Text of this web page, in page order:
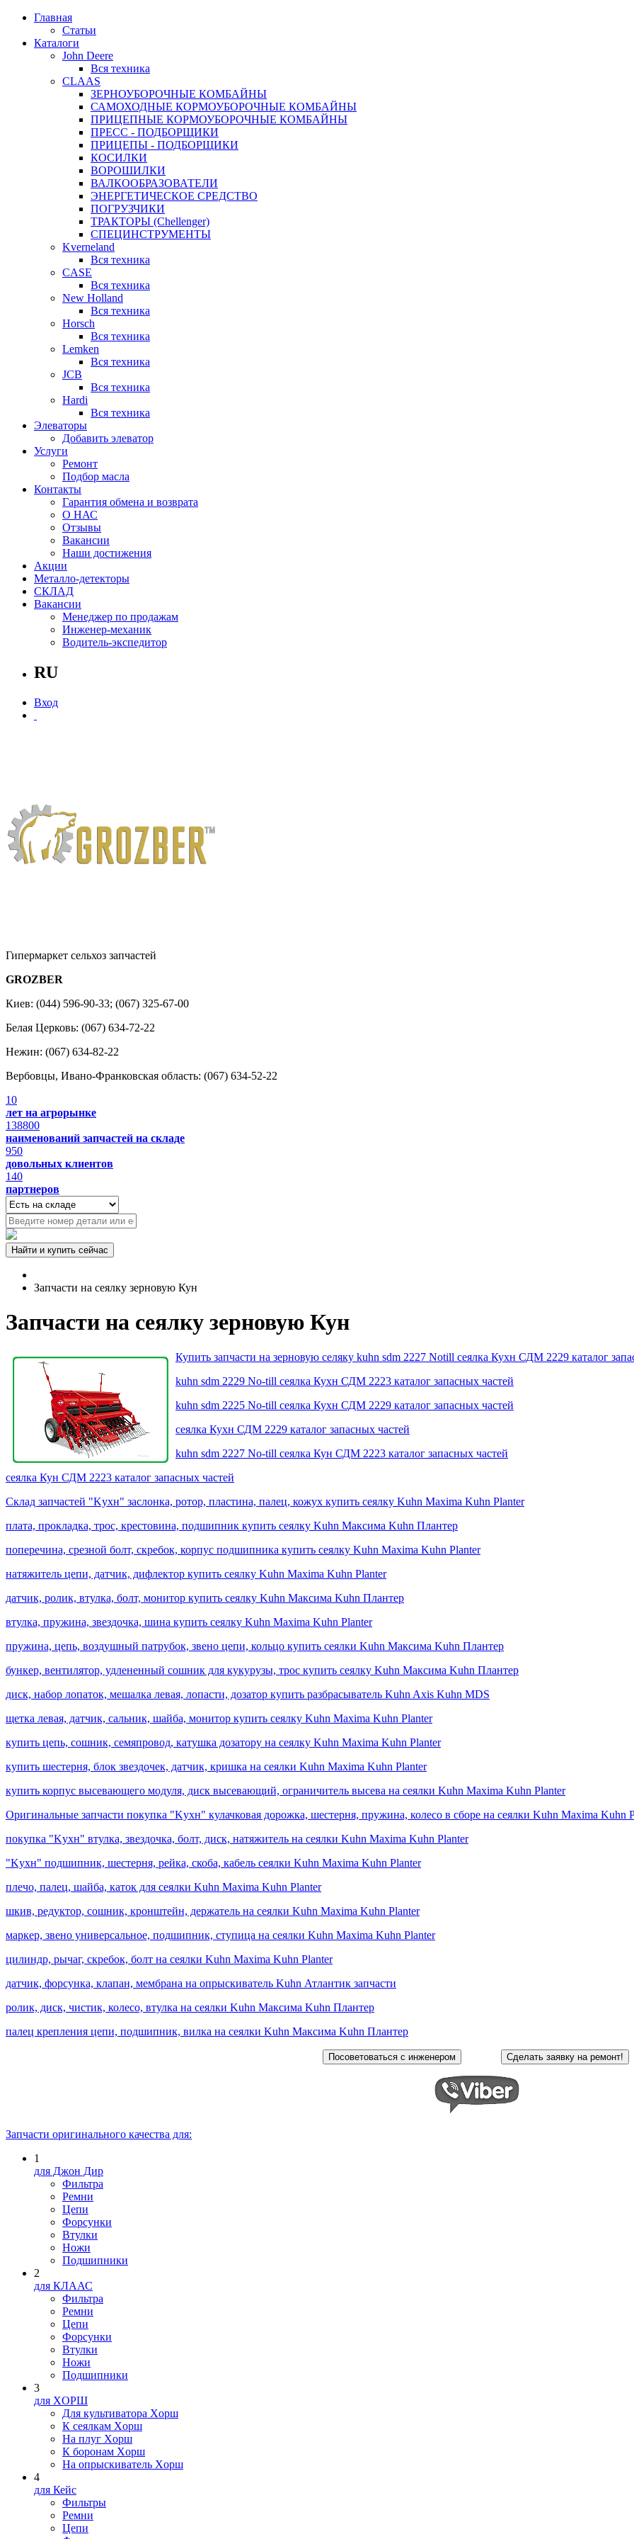
Главная
Статьи
Каталоги
John Deere
Вся техника
CLAAS
ЗЕРНОУБОРОЧНЫЕ КОМБАЙНЫ
САМОХОДНЫЕ КОРМОУБОРОЧНЫЕ КОМБАЙНЫ
ПРИЦЕПНЫЕ КОРМОУБОРОЧНЫЕ КОМБАЙНЫ
ПРЕСС - ПОДБОРЩИКИ
ПРИЦЕПЫ - ПОДБОРЩИКИ
КОСИЛКИ
ВОРОШИЛКИ
ВАЛКООБРАЗОВАТЕЛИ
ЭНЕРГЕТИЧЕСКОЕ СРЕДСТВО
ПОГРУЗЧИКИ
ТРАКТОРЫ (Chellenger)
СПЕЦИНСТРУМЕНТЫ
Kverneland
Вся техника
CASE
Вся техника
New Holland
Вся техника
Horsch
Вся техника
Lemken
Вся техника
JCB
Вся техника
Hardi
Вся техника
Элеваторы
Добавить элеватор
Услуги
Ремонт
Подбор масла
Контакты
Гарантия обмена и возврата
О НАС
Отзывы
Вакансии
Наши достижения
Акции
Металло-детекторы
СКЛАД
Вакансии
Менеджер по продажам
Инженер-механик
Водитель-экспедитор
RU
Вход
Гипермаркет сельхоз запчастей
GROZBER
Киев: (044) 596-90-33; (067) 325-67-00
Белая Церковь: (067) 634-72-22
Нежин: (067) 634-82-22
Вербовцы, Ивано-Франковская область: (067) 634-52-22
10
лет на агрорынке
138800
наименований запчастей на складе
950
довольных клиентов
140
партнеров
Запчасти на сеялку зерновую Кун
Запчасти на сеялку зерновую Кун
Купить запчасти на зерновую селяку kuhn sdm 2227 Notill cеялка Кухн СДМ 2229 каталог
kuhn sdm 2229 No-till cеялка Кухн СДМ 2223 каталог запасных частей
kuhn sdm 2225 No-till cеялка Кухн СДМ 2229 каталог запасных частей
cеялка Кухн СДМ 2229 каталог запасных частей
kuhn sdm 2227 No-till cеялка Кун СДМ 2223 каталог запасных частей
cеялка Кун СДМ 2223 каталог запасных частей
Склад запчастей "Kухн" заслонка, ротор, пластина, палец, кожух купить сеялку Kuhn Maxima Kuhn Planter
плата, прокладка, трос, крестовина, подшипник купить сеялку Kuhn Максима Kuhn Плантер
поперечина, срезной болт, скребок, корпус подшипника купить сеялку Kuhn Maxima Kuhn Planter
натяжитель цепи, датчик, дифлектор купить сеялку Kuhn Maxima Kuhn Planter
датчик, ролик, втулка, болт, монитор купить сеялку Kuhn Максима Kuhn Плантер
втулка, пружина, звездочка, шина купить сеялку Kuhn Maxima Kuhn Planter
пружина, цепь, воздушный патрубок, звено цепи, кольцо купить сеялки Kuhn Максима Kuhn Плантер
бункер, вентилятор, удлененный сошник для кукурузы, трос купить сеялку Kuhn Максима Kuhn Плантер
диск, набор лопаток, мешалка левая, лопасти, дозатор купить разбрасыватель Kuhn Axis Kuhn MDS
щетка левая, датчик, сальник, шайба, монитор купить сеялку Kuhn Maxima Kuhn Planter
купить цепь, сошник, семяпровод, катушка дозатору на сеялку Kuhn Maxima Kuhn Planter
купить шестерня, блок звездочек, датчик, кришка на сеялки Kuhn Maxima Kuhn Planter
купить корпус высевающего модуля, диск высевающий, ограничитель высева на сеялки Kuhn Maxima Kuhn Planter
Оригинальные запчасти покупка "Kухн" кулачковая дорожка, шестерня, пружина, колесо в сборе на сеялки Kuhn Maxima Kuhn
покупка "Kухн" втулка, звездочка, болт, диск, натяжитель на сеялки Kuhn Maxima Kuhn Planter
"Kухн" подшипник, шестерня, рейка, скоба, кабель сеялки Kuhn Maxima Kuhn Planter
плечо, палец, шайба, каток для сеялки Kuhn Maxima Kuhn Planter
шкив, редуктор, сошник, кронштейн, держатель на сеялки Kuhn Maxima Kuhn Planter
маркер, звено универсальное, подшипник, ступица на сеялки Kuhn Maxima Kuhn Planter
цилиндр, рычаг, скребок, болт на сеялки Kuhn Maxima Kuhn Planter
датчик, форсунка, клапан, мембрана на опрыскиватель Kuhn Атлантик запчасти
ролик, диск, чистик, колесо, втулка на сеялки Kuhn Максима Kuhn Плантер
палец крепления цепи, подшипник, вилка на сеялки Kuhn Максима Kuhn Плантер
Запчасти оригинального качества для:
1
для Джон Дир
Фильтра
Ремни
Цепи
Форсунки
Втулки
Ножи
Подшипники
2
для КЛААС
Фильтра
Ремни
Цепи
Форсунки
Втулки
Ножи
Подшипники
3
для XOPШ
Для культиватора Xopш
К сеялкам Xopш
На плуг Xopш
К боронам Xopш
На опрыскиватель Xopш
4
для Кейс
Фильтры
Ремни
Цепи